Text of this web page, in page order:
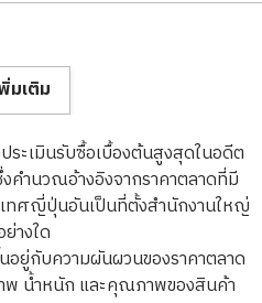
มเติม
ระเมินรับซื้อเบื้องต้นสูงสุดในอดีต
ำนวณอ้างอิงจากราคาตลาดที่มี
ทศญี่ปุ่นอันเป็นที่ตั้งสำนักงานใหญ่
างใด
อยู่กับความผันผวนของราคาตลาด
พ น้ำหนัก และคุณภาพของสินค้า